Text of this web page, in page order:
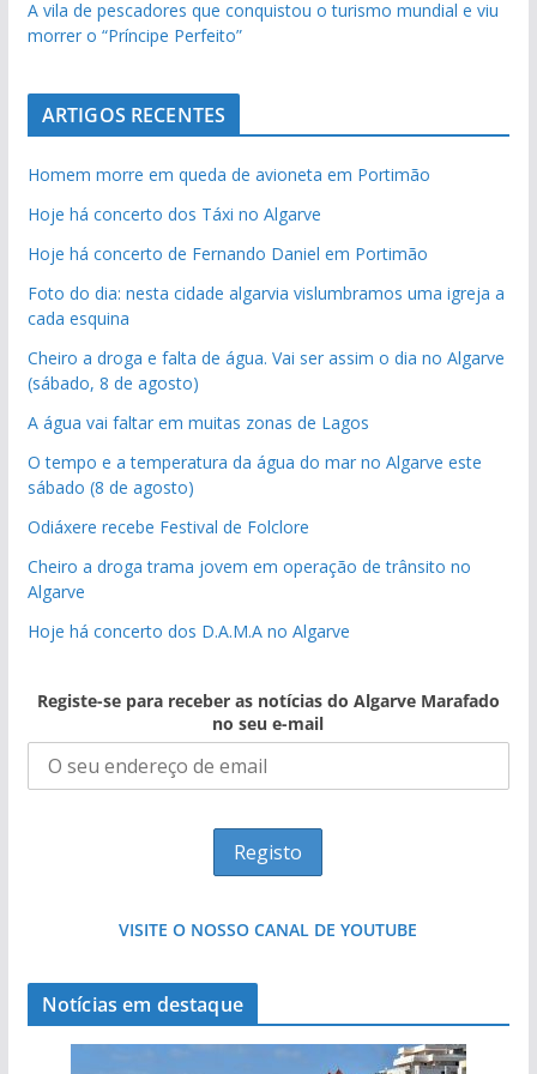
A vila de pescadores que conquistou o turismo mundial e viu
morrer o “Príncipe Perfeito”
ARTIGOS RECENTES
Homem morre em queda de avioneta em Portimão
Hoje há concerto dos Táxi no Algarve
Hoje há concerto de Fernando Daniel em Portimão
Foto do dia: nesta cidade algarvia vislumbramos uma igreja a
cada esquina
Cheiro a droga e falta de água. Vai ser assim o dia no Algarve
(sábado, 8 de agosto)
A água vai faltar em muitas zonas de Lagos
O tempo e a temperatura da água do mar no Algarve este
sábado (8 de agosto)
Odiáxere recebe Festival de Folclore
Cheiro a droga trama jovem em operação de trânsito no
Algarve
Hoje há concerto dos D.A.M.A no Algarve
Registe-se para receber as notícias do Algarve Marafado
no seu e-mail
VISITE O NOSSO CANAL DE YOUTUBE
Notícias em destaque